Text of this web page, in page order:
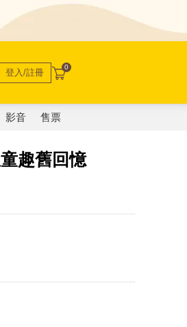
登入/註冊 0
影音 售票
趣舊回憶